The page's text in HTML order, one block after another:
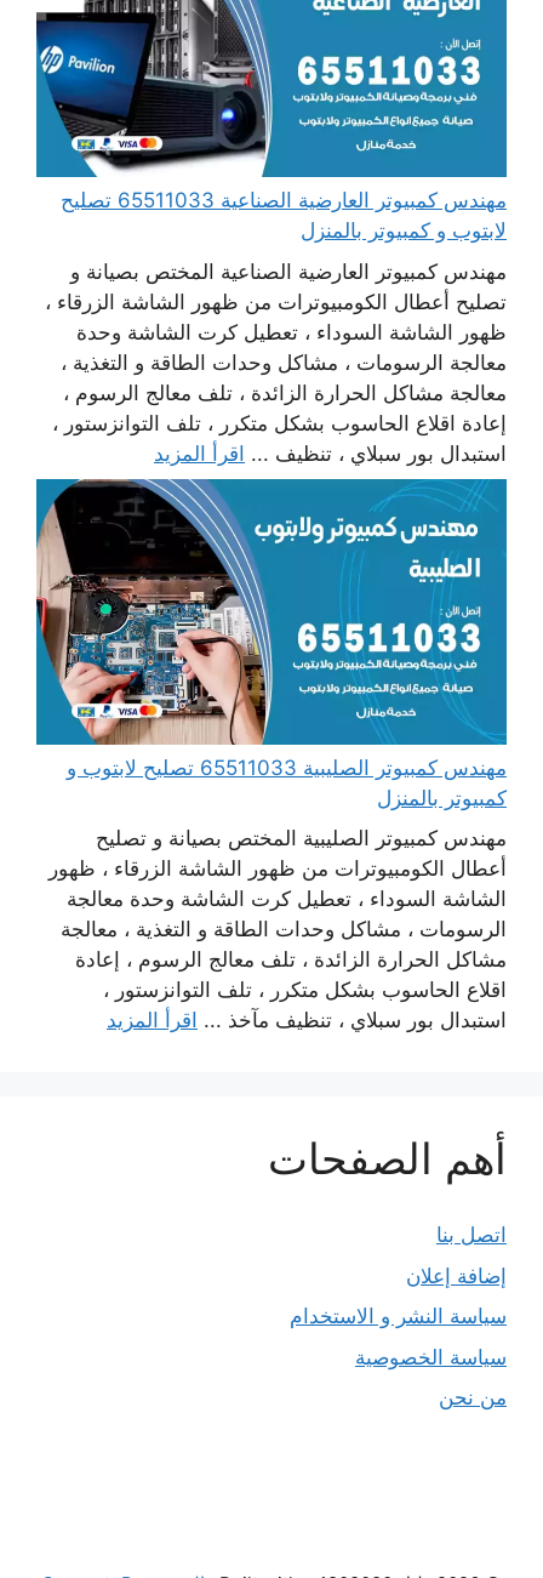
مهندس كمبيوتر العارضية الصناعية 65511033 تصليح
لابتوب و كمبيوتر بالمنزل
مهندس كمبيوتر العارضية الصناعية المختص بصيانة و
تصليح أعطال الكومبيوترات من ظهور الشاشة الزرقاء ،
ظهور الشاشة السوداء ، تعطيل كرت الشاشة وحدة
معالجة الرسومات ، مشاكل وحدات الطاقة و التغذية ،
معالجة مشاكل الحرارة الزائدة ، تلف معالج الرسوم ،
إعادة اقلاع الحاسوب بشكل متكرر ، تلف التوانزستور ،
استبدال بور سبلاي ، تنظيف ... اقرأ المزيد
مهندس كمبيوتر الصليبية 65511033 تصليح لابتوب و
كمبيوتر بالمنزل
مهندس كمبيوتر الصليبية المختص بصيانة و تصليح
أعطال الكومبيوترات من ظهور الشاشة الزرقاء ، ظهور
الشاشة السوداء ، تعطيل كرت الشاشة وحدة معالجة
الرسومات ، مشاكل وحدات الطاقة و التغذية ، معالجة
مشاكل الحرارة الزائدة ، تلف معالج الرسوم ، إعادة
اقلاع الحاسوب بشكل متكرر ، تلف التوانزستور ،
استبدال بور سبلاي ، تنظيف مآخذ ... اقرأ المزيد
أهم الصفحات
اتصل بنا
إضافة إعلان
سياسة النشر و الاستخدام
سياسة الخصوصية
من نحن